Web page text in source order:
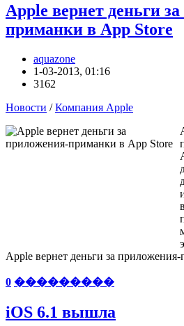
Apple вернет деньги
приманки в App Store
aquazone
1-03-2013, 01:16
3162
Новости /Компания Apple
Apple вернет деньги за
0 ���������
iOS 6.1 вышла